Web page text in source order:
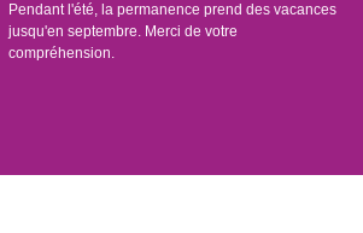
Pendant l'été, la permanence prend des vacances
jusqu'en septembre. Merci de votre
compréhension.